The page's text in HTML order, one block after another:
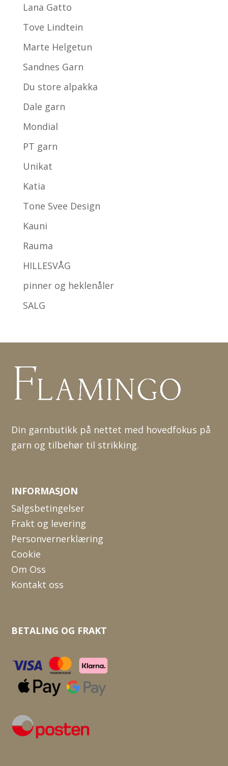
Lana Gatto
Tove Lindtein
Marte Helgetun
Sandnes Garn
Du store alpakka
Dale garn
Mondial
PT garn
Unikat
Katia
Tone Svee Design
Kauni
Rauma
HILLESVÅG
pinner og heklenåler
SALG
Din garnbutikk på nettet med hovedfokus på
garn og tilbehør til strikking.
INFORMASJON
Salgsbetingelser
Frakt og levering
Personvernerklæring
Cookie
Om Oss
Kontakt oss
BETALING OG FRAKT